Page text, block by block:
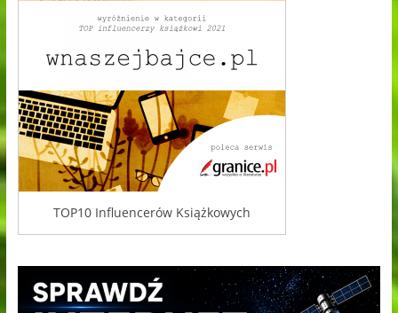
TOP10 Influencerów Książkowych